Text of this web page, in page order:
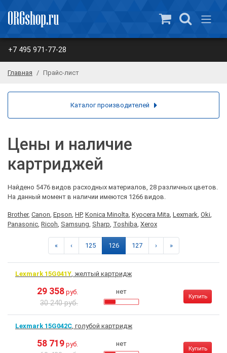
+7 495 971-77-28
Главная Прайс-лист
Цены и наличие
картриджей
Найдено 5476 видов расходных материалов, 28 различных цветов.
На данный момент в наличии имеются 1266 видов.
Brother, Canon, Epson, HP, Konica Minolta, Kyocera Mita, Lexmark, Oki,
Panasonic, Ricoh, Samsung, Sharp, Toshiba, Xerox
« ‹ 125 126 127 › »
Lexmark 15G041Y, желтый картридж
29 358 руб.
30 240 руб.
нет
Купить
Lexmark 15G042C, голубой картридж
58 719 руб. нет
Купить